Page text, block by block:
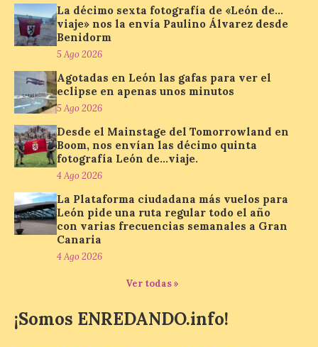
[…]
Los clientes de TAP
Miles&Go ya pueden
acumular millas con
Airbnb
6 Ago 2026
La nueva alianza con
programa TAP Miles&Go:
los clientes acumularán
dos millas por cada euro
gastado en alojamientos y experiencias
elegibles. Esta ventaja refuerza la
propuesta de valor del programa, que ya
Iberia Express, 10 años
La décimo sexta fotografía de «León de…
viaje» nos la envía Paulino Álvarez desde
Benidorm
5 Ago 2026
Agotadas en León las gafas para ver el
eclipse en apenas unos minutos
5 Ago 2026
Desde el Mainstage del Tomorrowland en
Boom, nos envían las décimo quinta
fotografía León de…viaje.
4 Ago 2026
La Plataforma ciudadana más vuelos para
León pide una ruta regular todo el año
con varias frecuencias semanales a Gran
Canaria
4 Ago 2026
Ver todas »
¡Somos ENREDANDO.info!